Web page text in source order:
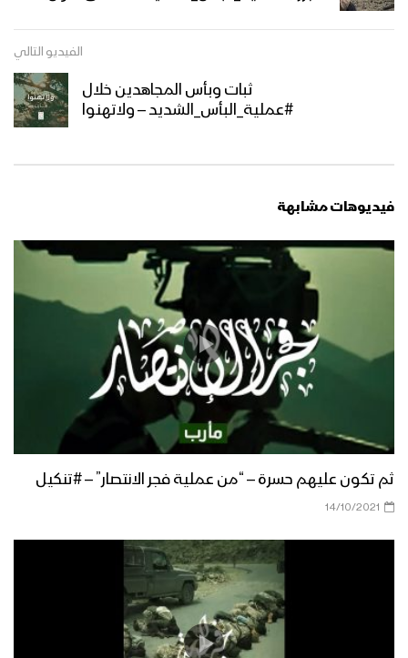
مدغل الجدعان – #عملية البأس الشديد
مأرب – ملحق تفصيلي لمسار عملية تحرير
مديرية مدغل الجدعان وتطويق معسكر
ماس – (عملية البأس الشديد – الملحق
الثاني)
برومو سلسلة حلقات ميادين الجهاد
#عملية_البأس_الشديد تحرير مديريتي
مدغل ومجزر بمحافظة مأرب”
مأرب – موجز مسار عملية تحرير مديرية مجزر
– #عملية_البأس_الشديد
الفيديو التالي
ثبات وبأس المجاهدين خلال
#عملية_البأس_الشديد – ولاتهنوا
فيديوهات مشابهة
ثم تكون عليهم حسرة – “من عملية فجر الانتصار” – #تنكيل
14/10/2021